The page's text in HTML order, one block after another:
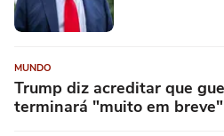
MUNDO
Trump diz acreditar que
terminará "muito em breve"